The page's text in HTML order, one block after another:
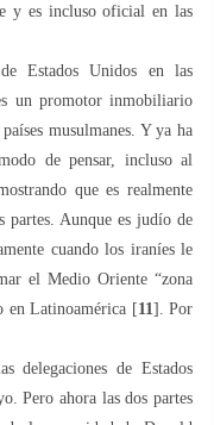
y es incluso oficial en las
Estados Unidos en las
un promotor inmobiliario
musulmanes. Y ya ha
de pensar, incluso al
que es realmente
partes. Aunque es judío de
cuando los iraníes le
el Medio Oriente “zona
en Latinoamérica [11 ]. Por
delegaciones de Estados
Pero ahora las dos partes